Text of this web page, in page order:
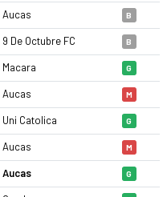
Aucas B
9 De Octubre FC B
Macara G
Aucas M
Uni Catolica G
Aucas M
Aucas G